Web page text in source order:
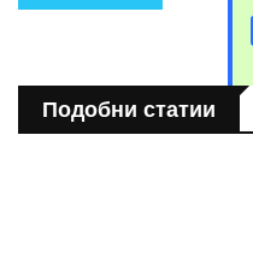
Подобни статии